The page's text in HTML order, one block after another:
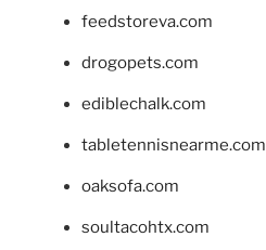
feedstoreva.com
drogopets.com
ediblechalk.com
tabletennisnearme.com
oaksofa.com
soultacohtx.com